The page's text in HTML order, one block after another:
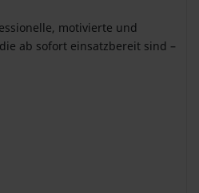
motivierte und
ab sofort einsatzbereit sind –